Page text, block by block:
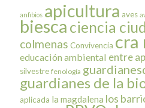
anfibios apicultura aves
biesca ciencia
colmenas Convivencia cra
educación ambiental entre
silvestre fenología
guardianes de la
aplicada la magdalena los